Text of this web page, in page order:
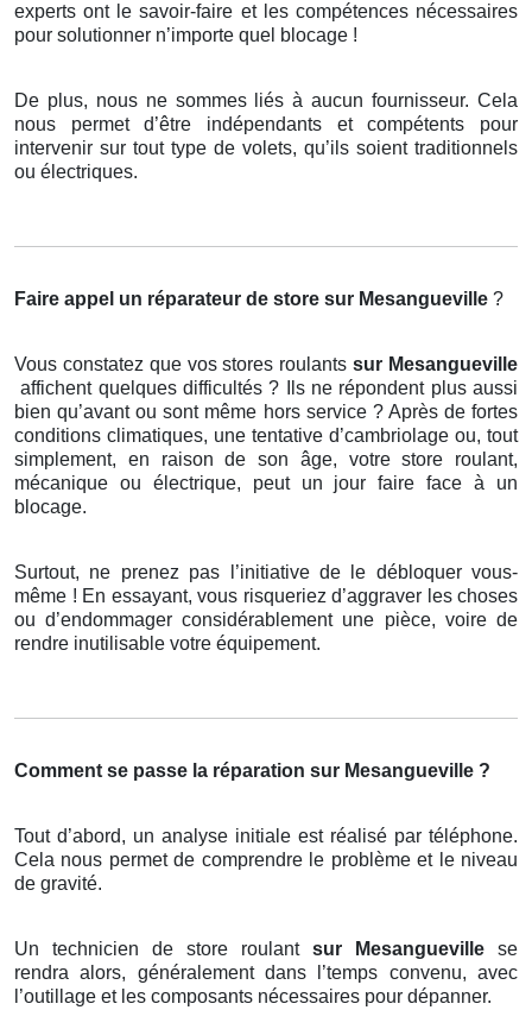
experts ont le savoir-faire et les compétences nécessaires
pour solutionner n’importe quel blocage !
De plus, nous ne sommes liés à aucun fournisseur. Cela
nous permet d’être indépendants et compétents pour
intervenir sur tout type de volets, qu’ils soient traditionnels
ou électriques.
Faire appel un réparateur de store sur Mesangueville ?
Vous constatez que vos stores roulantssur Mesangueville
affichent quelques difficultés ? Ils ne répondent plus aussi
bien qu’avant ou sont même hors service ? Après de fortes
conditions climatiques, une tentative d’cambriolage ou, tout
simplement, en raison de son âge, votre store roulant,
mécanique ou électrique, peut un jour faire face à un
blocage.
Surtout, ne prenez pas l’initiative de le débloquer vous-
même ! En essayant, vous risqueriez d’aggraver les choses
ou d’endommager considérablement une pièce, voire de
rendre inutilisable votre équipement.
Comment se passe la réparation sur Mesangueville ?
Tout d’abord, un analyse initiale est réalisé par téléphone.
Cela nous permet de comprendre le problème et le niveau
de gravité.
Un technicien de store roulant sur Mesangueville se
rendra alors, généralement dans l’temps convenu, avec
l’outillage et les composants nécessaires pour dépanner.